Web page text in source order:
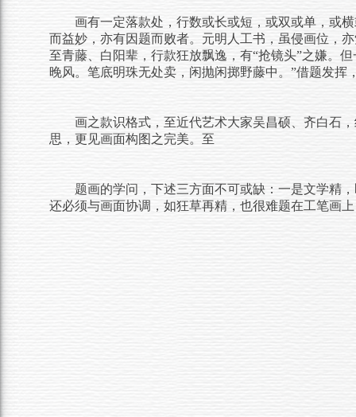
画有一定落款处，行数或长或短，或双或单，或
而益妙，亦有因题而败者。元明人工书，虽侵画位，
至青藤、白阳辈，行款狂放飘逸，有“抢镜头”之嫌。
晚风。笔底明珠无处卖，闲抛闲掷野藤中。 ”借题发挥
画之款识格式，至近代艺术大家吴昌硕、齐白石
思，更见画面构图之完美。至
题画的学问，下述三方面不可或缺：一是文学精
还必须与画面协调，如狂草再精，也很难题在工笔画